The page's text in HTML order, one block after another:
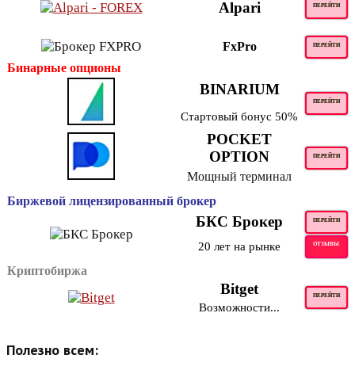
Alpari ПЕРЕЙТИ
FxPro ПЕРЕЙТИ
Бинарные опционы
BINARIUM
ПЕРЕЙТИ
Стартовый бонус 50%
POCKET
OPTION
ПЕРЕЙТИ
Мощный терминал
Биржевой лицензированный брокер
БКС Брокер ПЕРЕЙТИ
20 лет на рынке ОТЗЫВЫ
Криптобиржа
Bitget ПЕРЕЙТИ
Возможности...
Полезно всем: